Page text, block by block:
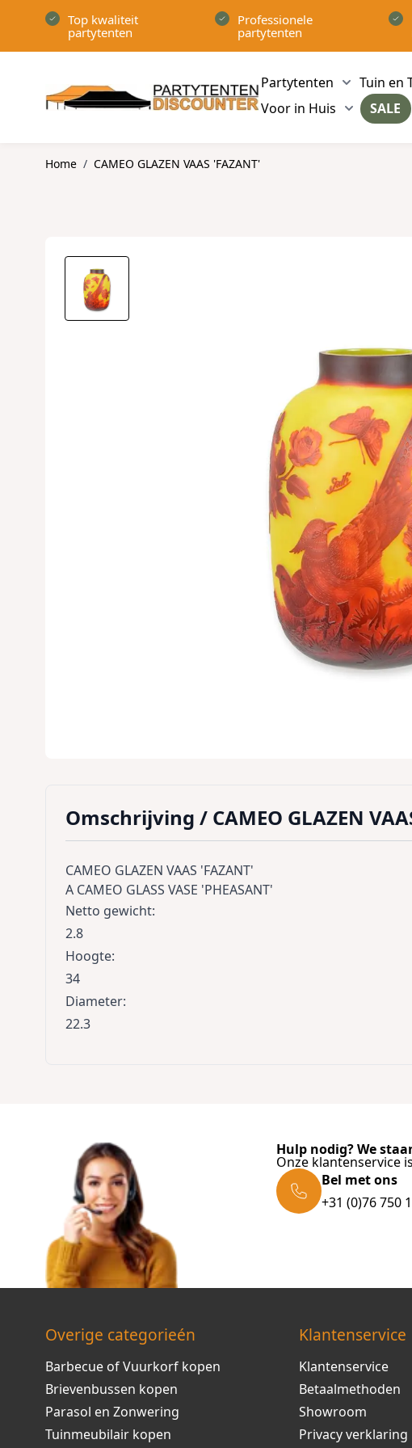
Top kwaliteit
partytenten
Professionele
partytenten
Partytenten
Show
Tuin en
Voor in Huis
Show
SALE
Home / CAMEO GLAZEN VAAS 'FAZANT'
Omschrijving / CAMEO GLAZEN
CAMEO GLAZEN VAAS 'FAZANT'
A CAMEO GLASS VASE 'PHEASANT'
Netto gewicht:
2.8
Hoogte:
34
Diameter:
22.3
Hulp nodig? We
Onze klantenservice
Bel met ons
+31 (0)76 750
Overige categorieén
Barbecue of Vuurkorf kopen
Brievenbussen kopen
Parasol en Zonwering
Tuinmeubilair kopen
Klantenservice
Klantenservice
Betaalmethoden
Showroom
Privacy verklaring